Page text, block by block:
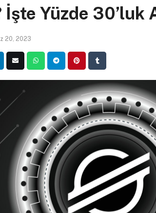
Yüzde 30’luk
20, 2023